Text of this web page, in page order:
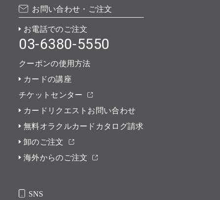
お問い合わせ・ご注文
お電話でのご注文
03-6380-5550
クーポンの使用方法
カードの講座
チケットセンター
カードリクエストお問い合わせ
無料オラクルカードカタログ請求
卸のご注文
海外からのご注文
SNS